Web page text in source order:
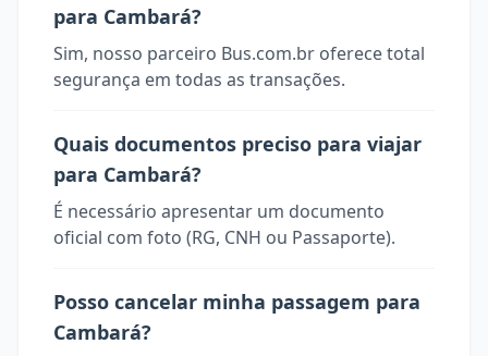
para Cambará?
Sim, nosso parceiro Bus.com.br oferece total
segurança em todas as transações.
Quais documentos preciso para viajar
para Cambará?
É necessário apresentar um documento
oficial com foto (RG, CNH ou Passaporte).
Posso cancelar minha passagem para
Cambará?